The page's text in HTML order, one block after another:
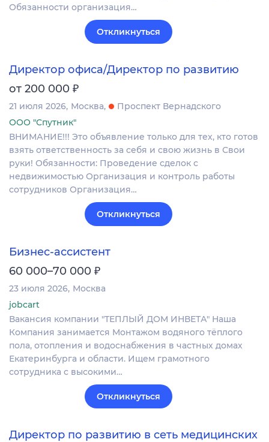
Обязанности организация…
Откликнуться
Директор офиса/Директор по развитию
от 200 000 ₽
21 июля 2026 Москва
Проспект Вернадского
ООО "Спутник"
ВНИМАНИЕ!!! Это объявление только для тех, кто готов
взять ответственность за себя и свою жизнь в Свои
руки! Обязанности: Проведение сделок с
недвижимостью Организация и контроль работы
сотрудников Организация…
Откликнуться
Бизнес-ассистент
60 000–70 000 ₽
23 июля 2026 Москва
jobcart
Вакансия компании "ТЕПЛЫЙ ДОМ ИНВЕТА" Наша
Компания занимается Монтажом водяного тёплого
пола, отопления и водоснабжения в частных домах
Екатеринбурга и области. Ищем грамотного
сотрудника с высокими…
Откликнуться
Директор по развитию в сеть медицинских